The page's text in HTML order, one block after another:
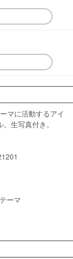
マに活動するアイ
生写真付き。
ーマ